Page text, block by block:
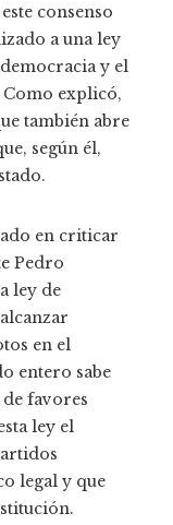
consenso
a una ley
y el
explicó,
también abre
según él,
en criticar
Pedro
ley de
en el
entero sabe
favores
ley el
legal y que